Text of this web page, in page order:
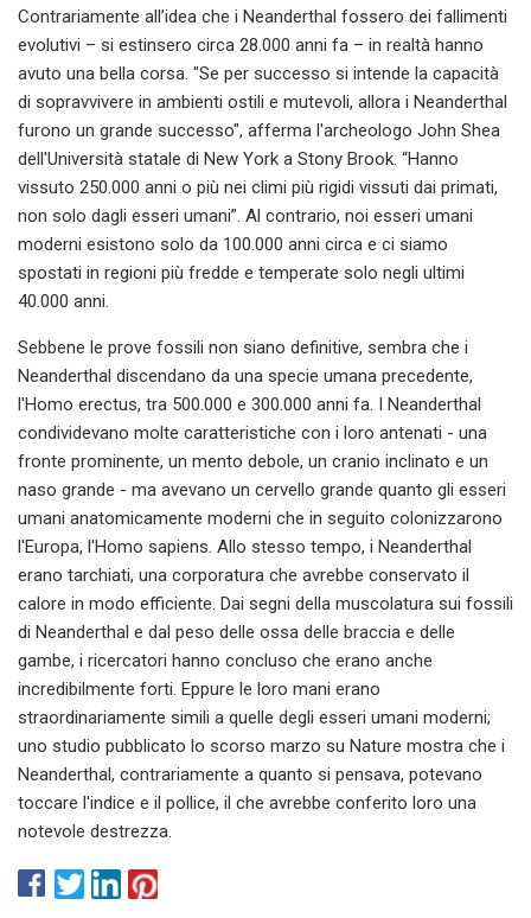
Contrariamente all’idea che i Neanderthal fossero dei fallimenti
evolutivi – si estinsero circa 28.000 anni fa – in realtà hanno
avuto una bella corsa. "Se per successo si intende la capacità
di sopravvivere in ambienti ostili e mutevoli, allora i Neanderthal
furono un grande successo", afferma l'archeologo John Shea
dell'Università statale di New York a Stony Brook. “Hanno
vissuto 250.000 anni o più nei climi più rigidi vissuti dai primati,
non solo dagli esseri umani”. Al contrario, noi esseri umani
moderni esistono solo da 100.000 anni circa e ci siamo
spostati in regioni più fredde e temperate solo negli ultimi
40.000 anni.
Sebbene le prove fossili non siano definitive, sembra che i
Neanderthal discendano da una specie umana precedente,
l'Homo erectus, tra 500.000 e 300.000 anni fa. I Neanderthal
condividevano molte caratteristiche con i loro antenati - una
fronte prominente, un mento debole, un cranio inclinato e un
naso grande - ma avevano un cervello grande quanto gli esseri
umani anatomicamente moderni che in seguito colonizzarono
l'Europa, l'Homo sapiens. Allo stesso tempo, i Neanderthal
erano tarchiati, una corporatura che avrebbe conservato il
calore in modo efficiente. Dai segni della muscolatura sui fossili
di Neanderthal e dal peso delle ossa delle braccia e delle
gambe, i ricercatori hanno concluso che erano anche
incredibilmente forti. Eppure le loro mani erano
straordinariamente simili a quelle degli esseri umani moderni;
uno studio pubblicato lo scorso marzo su Nature mostra che i
Neanderthal, contrariamente a quanto si pensava, potevano
toccare l'indice e il pollice, il che avrebbe conferito loro una
notevole destrezza.